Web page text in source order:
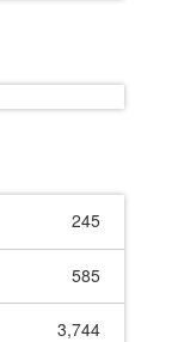
245
585
3,744